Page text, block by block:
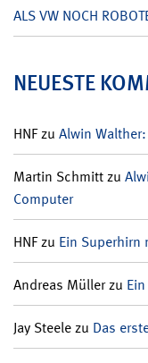
ALS VW NOCH
NEUESTE
HNFzu Alwin
Martin Schmittzu
Computer
HNFzu Ein Superhirn
Andreas Müllerzu
Jay Steelezu Das